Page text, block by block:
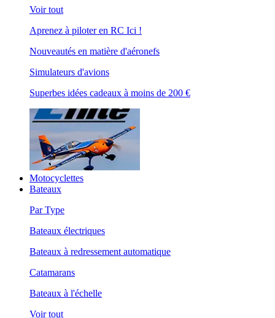
Voir tout
Aprenez à piloter en RC Ici !
Nouveautés en matière d'aéronefs
Simulateurs d'avions
Superbes idées cadeaux à moins de 200 €
Motocyclettes
Bateaux
Par Type
Bateaux électriques
Bateaux à redressement automatique
Catamarans
Bateaux à l'échelle
Voir tout